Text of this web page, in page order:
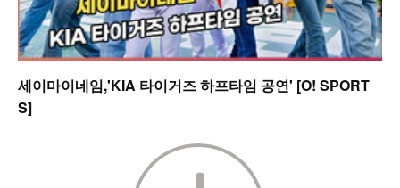
세이마이네임,'KIA 타이거즈 하프타임 공연' [O! SPORT
S]